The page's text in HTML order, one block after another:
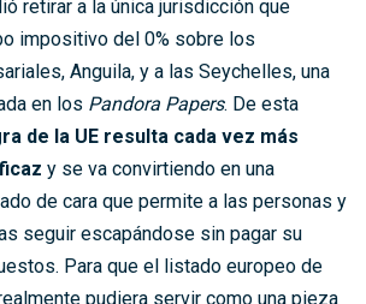
retirar a la única jurisdicción que
impositivo del 0% sobre los
Anguila, y a las Seychelles, una
en los Pandora Papers. De esta
de la UE resulta cada vez más
y se va convirtiendo en una
de cara que permite a las personas y
seguir escapándose sin pagar su
Para que el listado europeo de
pudiera servir como una pieza